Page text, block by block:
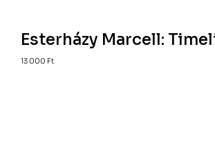
Esterházy Marcell:
13 000 Ft